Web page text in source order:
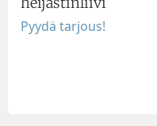
Pyydä tarjous!